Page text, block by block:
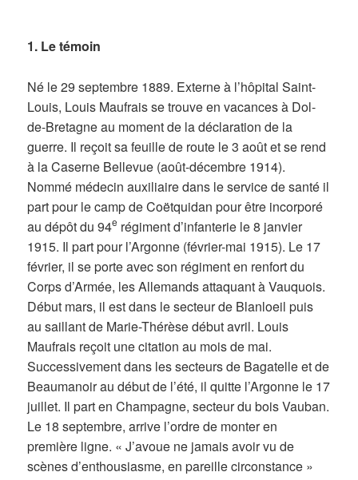
1. Le témoin
Né le 29 septembre 1889. Externe à l’hôpital Saint-
Louis, Louis Maufrais se trouve en vacances à Dol-
de-Bretagne au moment de la déclaration de la
guerre. Il reçoit sa feuille de route le 3 août et se rend
à la Caserne Bellevue (août-décembre 1914).
Nommé médecin auxiliaire dans le service de santé il
part pour le camp de Coëtquidan pour être incorporé
au dépôt du 94e régiment d’infanterie le 8 janvier
1915. Il part pour l’Argonne (février-mai 1915). Le 17
février, il se porte avec son régiment en renfort du
Corps d’Armée, les Allemands attaquant à Vauquois.
Début mars, il est dans le secteur de Blanloeil puis
au saillant de Marie-Thérèse début avril. Louis
Maufrais reçoit une citation au mois de mai.
Successivement dans les secteurs de Bagatelle et de
Beaumanoir au début de l’été, il quitte l’Argonne le 17
juillet. Il part en Champagne, secteur du bois Vauban.
Le 18 septembre, arrive l’ordre de monter en
première ligne. « J’avoue ne jamais avoir vu de
scènes d’enthousiasme, en pareille circonstance »